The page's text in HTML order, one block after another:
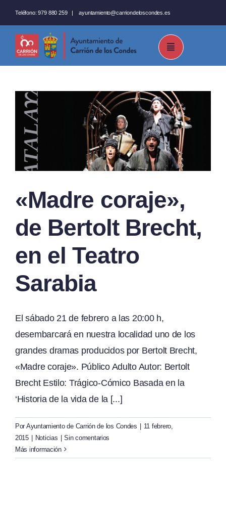
al
contenido
Teléfono: 979 880 259 |ayuntamiento@carriondeloscondes.es
«Madre coraje»,
de Bertolt Brecht,
en el Teatro
Sarabia
El sábado 21 de febrero a las 20:00 h,
desembarcará en nuestra localidad uno de los
grandes dramas producidos por Bertolt Brecht,
«Madre coraje». Público Adulto Autor: Bertolt
Brecht Estilo: Trágico-Cómico Basada en la
‘Historia de la vida de la [...]
Por Ayuntamiento de Carrión de los Condes
11 febrero,
2015
Noticias
Sin comentarios
Más información